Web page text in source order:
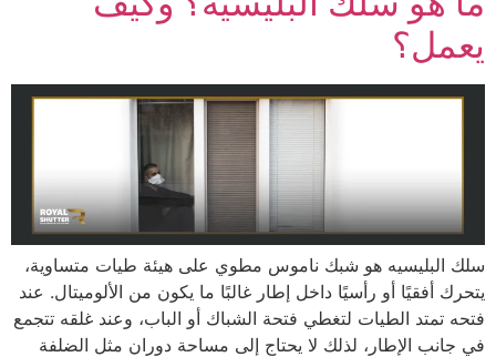
يعمل؟
سلك البليسيه هو شبك ناموس مطوي على هيئة طيات متساوية،
يتحرك أفقيًا أو رأسيًا داخل إطار غالبًا ما يكون من الألوميتال. عند
فتحه تمتد الطيات لتغطي فتحة الشباك أو الباب، وعند غلقه تتجمع
في جانب الإطار، لذلك لا يحتاج إلى مساحة دوران مثل الضلفة